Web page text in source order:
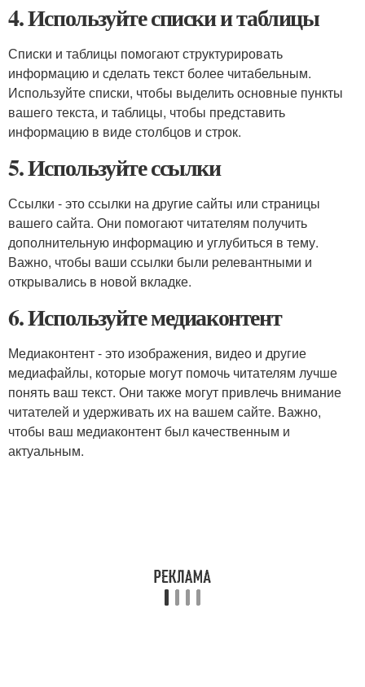
4. Используйте списки и таблицы
Списки и таблицы помогают структурировать
информацию и сделать текст более читабельным.
Используйте списки, чтобы выделить основные пункты
вашего текста, и таблицы, чтобы представить
информацию в виде столбцов и строк.
5. Используйте ссылки
Ссылки - это ссылки на другие сайты или страницы
вашего сайта. Они помогают читателям получить
дополнительную информацию и углубиться в тему.
Важно, чтобы ваши ссылки были релевантными и
открывались в новой вкладке.
6. Используйте медиаконтент
Медиаконтент - это изображения, видео и другие
медиафайлы, которые могут помочь читателям лучше
понять ваш текст. Они также могут привлечь внимание
читателей и удерживать их на вашем сайте. Важно,
чтобы ваш медиаконтент был качественным и
актуальным.